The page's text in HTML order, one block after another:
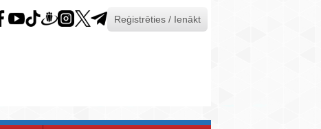
Reģistrēties / Ienākt